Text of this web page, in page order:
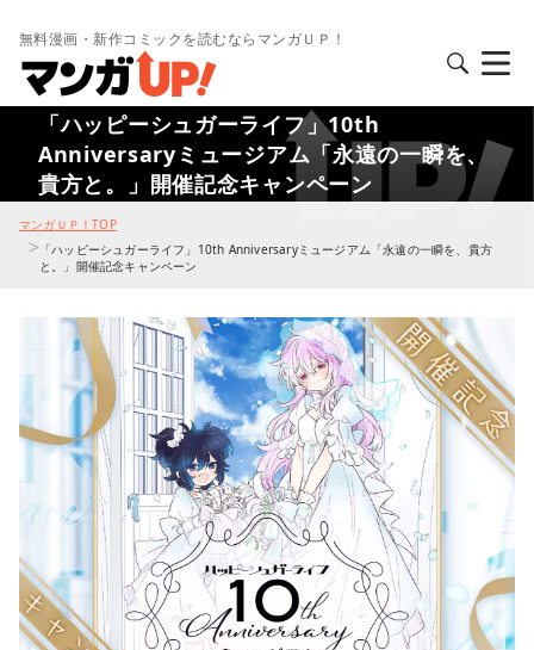
無料漫画・新作コミックを読むならマンガＵＰ！
「ハッピーシュガーライフ」10th
Anniversaryミュージアム「永遠の一瞬を、
貴方と。」開催記念キャンペーン
マンガＵＰ！TOP
> 「ハッピーシュガーライフ」10th Anniversaryミュージアム「永遠の一瞬を、貴方
と。」開催記念キャンペーン